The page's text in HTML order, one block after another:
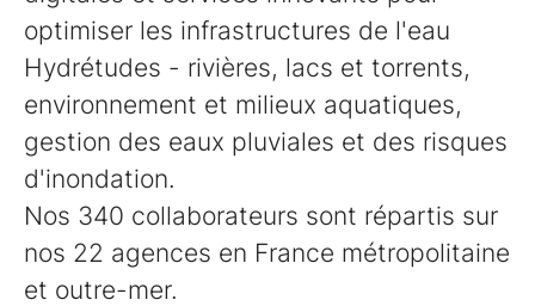
optimiser les infrastructures de l'eau
Hydrétudes - rivières, lacs et torrents,
environnement et milieux aquatiques,
gestion des eaux pluviales et des risques
d'inondation.
Nos 340 collaborateurs sont répartis sur
nos 22 agences en France métropolitaine
et outre-mer.